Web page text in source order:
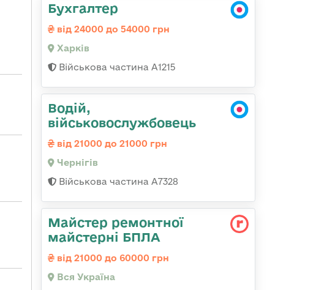
Бухгалтер
від 24000 до 54000 грн
Харків
Військова частина А1215
Водій,
військовослужбовець
від 21000 до 21000 грн
Чернігів
Військова частина А7328
Майстер ремонтної
майстерні БПЛА
від 21000 до 60000 грн
Вся Україна